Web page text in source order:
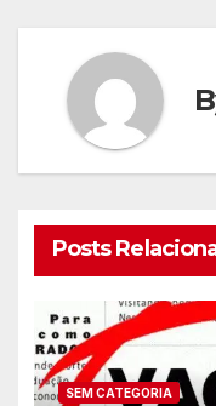
Posts
SEM CATEGORIA